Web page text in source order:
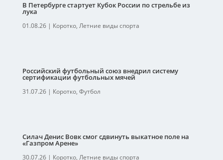
В Петербурге стартует Кубок России по стрельбе из
лука
01.08.26| Коротко, Летние виды спорта
Российский футбольный союз внедрил систему
сертификации футбольных мячей
31.07.26| Коротко, Футбол
Силач Денис Вовк смог сдвинуть выкатное поле на
«Газпром Арене»
30.07.26| Коротко, Летние виды спорта